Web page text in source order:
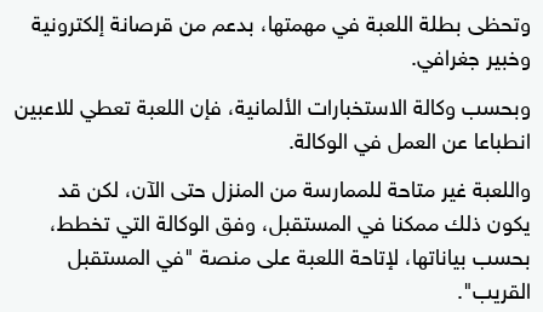
وتحظى بطلة اللعبة في مهمتها، بدعم من قرصانة إلكترونية
وخبير جغرافي.
وبحسب وكالة الاستخبارات الألمانية، فإن اللعبة تعطي للاعبين
انطباعا عن العمل في الوكالة.
واللعبة غير متاحة للممارسة من المنزل حتى الآن، لكن قد
يكون ذلك ممكنا في المستقبل، وفق الوكالة التي تخطط،
بحسب بياناتها، لإتاحة اللعبة على منصة "في المستقبل
القريب".